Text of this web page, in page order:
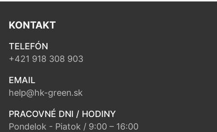
KONTAKT
TELEFÓN
+421 918 308 903
EMAIL
help@hk-green.sk
PRACOVNÉ DNI / HODINY
Pondelok - Piatok / 9:00 – 16:00